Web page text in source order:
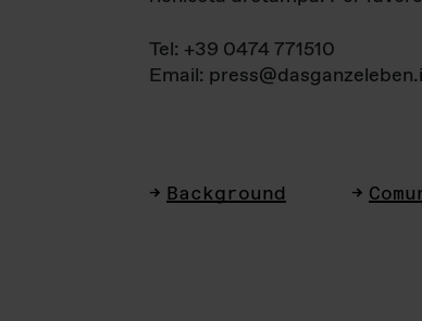
Tel: +39 0474 771510
Email:
Background